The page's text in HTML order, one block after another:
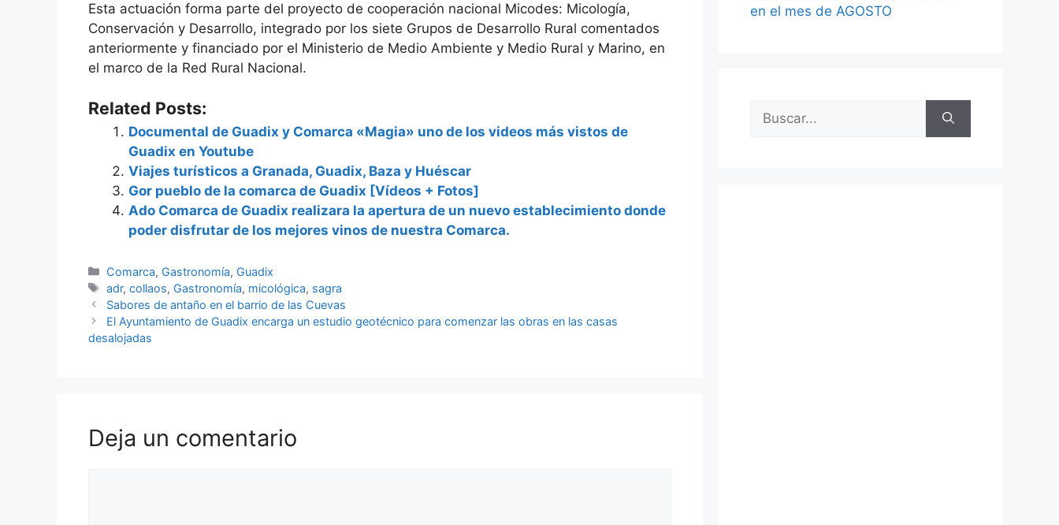
Esta actuación forma parte del proyecto de cooperación nacional Micodes: Micología,
Conservación y Desarrollo, integrado por los siete Grupos de Desarrollo Rural comentados
anteriormente y financiado por el Ministerio de Medio Ambiente y Medio Rural y Marino, en
el marco de la Red Rural Nacional.
Related Posts:
Documental de Guadix y Comarca «Magia» uno de los videos más vistos de
Guadix en Youtube
Viajes turísticos a Granada, Guadix, Baza y Huéscar
Gor pueblo de la comarca de Guadix [Vídeos + Fotos]
Ado Comarca de Guadix realizara la apertura de un nuevo establecimiento donde
poder disfrutar de los mejores vinos de nuestra Comarca.
Categorías
Comarca, Gastronomía, Guadix
Etiquetas
adr,collaos, Gastronomía, micológica, sagra
Sabores de antaño en el barrio de las Cuevas
El Ayuntamiento de Guadix encarga un estudio geotécnico para comenzar las obras en las casas
desalojadas
Deja un comentario
en el mes de AGOSTO
Buscar: